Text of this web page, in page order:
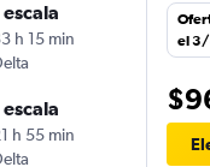
escala
h 15 min
escala
h 55 min
el